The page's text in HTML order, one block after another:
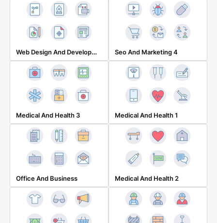
Web Design And Development 1 Seo And Marketing 4
Medical And Health 3 Medical And Health 1
Office And Business Medical And Health 2